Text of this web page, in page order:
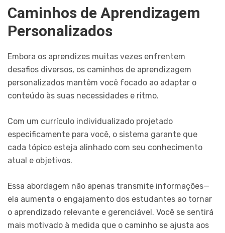
Caminhos de Aprendizagem
Personalizados
Embora os aprendizes muitas vezes enfrentem
desafios diversos, os caminhos de aprendizagem
personalizados mantêm você focado ao adaptar o
conteúdo às suas necessidades e ritmo.
Com um currículo individualizado projetado
especificamente para você, o sistema garante que
cada tópico esteja alinhado com seu conhecimento
atual e objetivos.
Essa abordagem não apenas transmite informações—
ela aumenta o engajamento dos estudantes ao tornar
o aprendizado relevante e gerenciável. Você se sentirá
mais motivado à medida que o caminho se ajusta aos